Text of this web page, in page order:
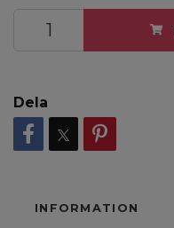
Dela
INFORMATION